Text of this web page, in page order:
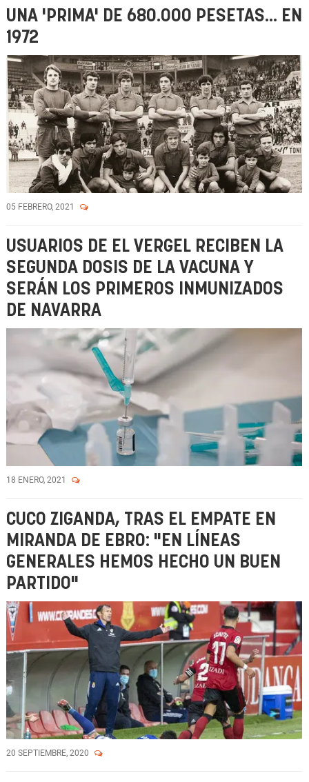
UNA 'PRIMA' DE 680.000 PESETAS... EN
1972
05 FEBRERO, 2021
USUARIOS DE EL VERGEL RECIBEN LA
SEGUNDA DOSIS DE LA VACUNA Y
SERÁN LOS PRIMEROS INMUNIZADOS
DE NAVARRA
18 ENERO, 2021
CUCO ZIGANDA, TRAS EL EMPATE EN
MIRANDA DE EBRO: "EN LÍNEAS
GENERALES HEMOS HECHO UN BUEN
PARTIDO"
20 SEPTIEMBRE, 2020